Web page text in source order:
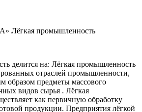
Лёгкая промышленность
делится на: Лёгкая промышленность
отраслей промышленности,
образом предметы массового
видов сырья . Лёгкая
как первичную обработку
продукции. Предприятия лёгкой